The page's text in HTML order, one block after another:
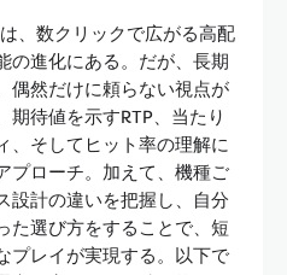
、数クリックで広がる高配
の進化にある。だが、長期
偶然だけに頼らない視点が
待値を示すRTP、当たり
、そしてヒット率の理解に
プローチ。加えて、機種ご
設計の違いを把握し、自分
た選び方をすることで、短
プレイが実現する。以下で